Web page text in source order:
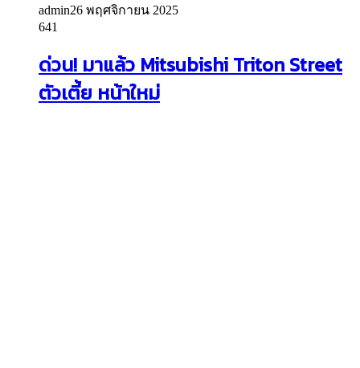
admin26 พฤศจิกายน 2025
641
ด่วน! มาแล้ว Mitsubishi Triton Street
ตัวเตี้ย หน้าใหม่